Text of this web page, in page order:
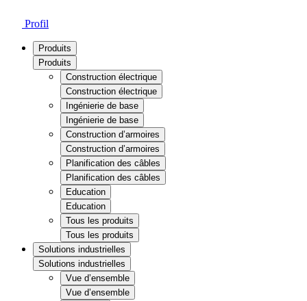
Profil
Produits
Produits
Construction électrique
Construction électrique
Ingénierie de base
Ingénierie de base
Construction d’armoires
Construction d’armoires
Planification des câbles
Planification des câbles
Education
Education
Tous les produits
Tous les produits
Solutions industrielles
Solutions industrielles
Vue d’ensemble
Vue d’ensemble